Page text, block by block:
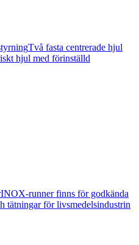
Två fasta centrerade hjul
hjul med förinställd
INOX-runner finns för godkända
tätningar för livsmedelsindustrin